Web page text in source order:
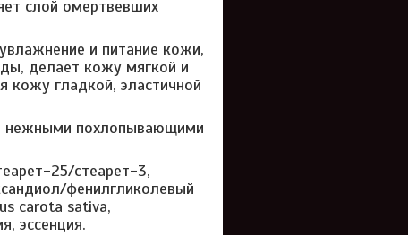
слой омертвевших
и питание кожи,
делает кожу мягкой и
кожу гладкой, эластичной
нежными похлопывающими
25/стеарет-3,
фенилгликолевый
carota sativa,
эссенция.